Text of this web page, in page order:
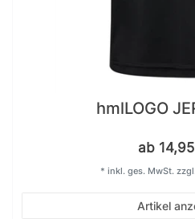
hmlLOGO
ab
Artikel
* inkl. ges. MwSt.